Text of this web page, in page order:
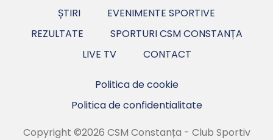
ȘTIRI
EVENIMENTE SPORTIVE
REZULTATE
SPORTURI CSM CONSTANȚA
LIVE TV
CONTACT
Politica de cookie
Politica de confidentialitate
Copyright ©2026 CSM Constanța - Club Sportiv